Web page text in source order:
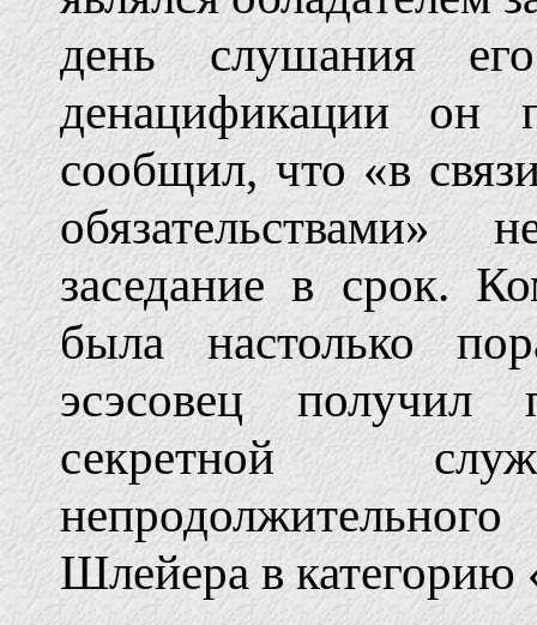
день слушания
денацификации он
сообщил, что «в
заседание в срок.
была настолько
эсэсовец получил
секретной
непродолжительного
Шлейера в категорию